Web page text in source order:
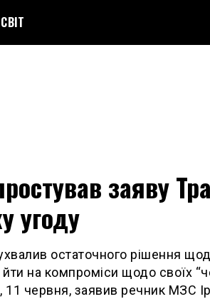
СВІТ
заяву
угоду
остаточного рішення
на компроміси щодо своїх
11 червня, заявив речник МЗС